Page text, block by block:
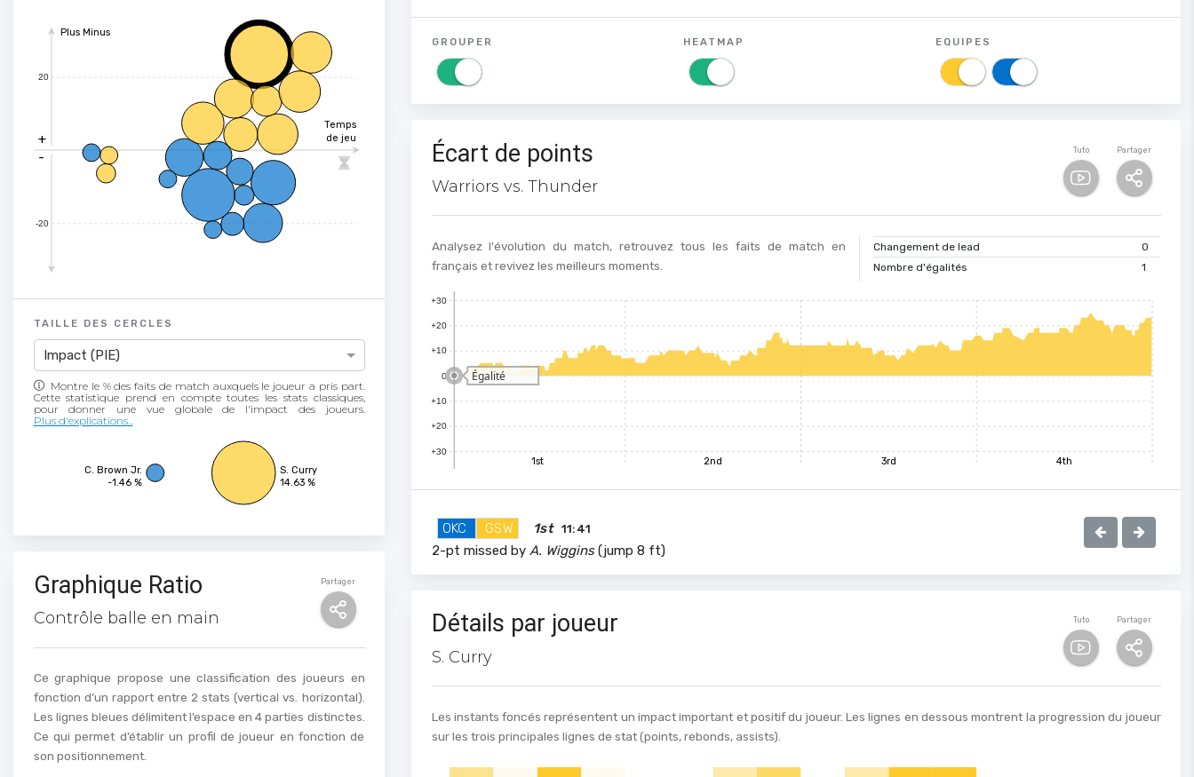
-20
20
+
Plus Minus
-
Temps
de jeu

TAILLE DES CERCLES
Impact (PIE)
Montre le % des faits de match auxquels le joueur a pris part.
Cette statistique prend en compte toutes les stats classiques,
pour donner une vue globale de l'impact des joueurs.
Plus d'explications...
C. Brown Jr.
S. Curry
-1.46 %
14.63 %
Partager
Graphique Ratio
Contrôle balle en main
Ce graphique propose une classification des joueurs en
fonction d’un rapport entre 2 stats (vertical vs. horizontal).
Les lignes bleues délimitent l’espace en 4 parties distinctes.
Ce qui permet d’établir un profil de joueur en fonction de
son positionnement.
GROUPER HEATMAP EQUIPES
Partager
Tuto
Écart de points
Warriors vs. Thunder
Analysez l'évolution du match, retrouvez tous les faits de match en
français et revivez les meilleurs moments.
Changement de lead
0
Nombre d'égalités
1
+30
+20
+10
0
+10
+20
+30
1st 2nd 3rd 4th
Égalité
OKC GSW 1st 11:41
2-pt missed by A. Wiggins(jump 8 ft)
Partager
Tuto
Détails par joueur
S. Curry
Les instants foncés représentent un impact important et positif du joueur. Les lignes en dessous montrent la progression du joueur
sur les trois principales lignes de stat (points, rebonds, assists).
50
70
90